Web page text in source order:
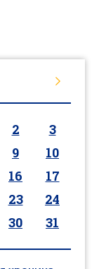
2
3
9
10
16
17
23
24
30 31